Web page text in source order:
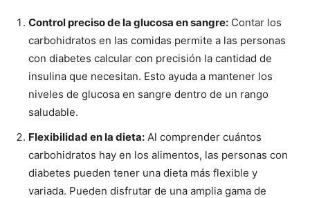
Control preciso de la glucosa en sangre: Contar los
carbohidratos en las comidas permite a las personas
con diabetes calcular con precisión la cantidad de
insulina que necesitan. Esto ayuda a mantener los
niveles de glucosa en sangre dentro de un rango
saludable.
Flexibilidad en la dieta: Al comprender cuántos
carbohidratos hay en los alimentos, las personas con
diabetes pueden tener una dieta más flexible y
variada. Pueden disfrutar de una amplia gama de